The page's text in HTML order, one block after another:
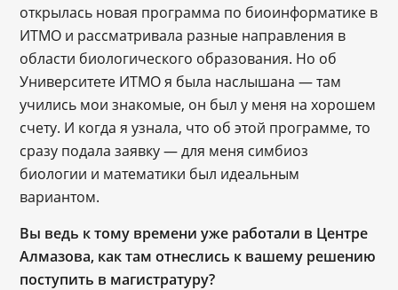
открылась новая программа по биоинформатике в
ИТМО и рассматривала разные направления в
области биологического образования. Но об
Университете ИТМО я была наслышана — там
учились мои знакомые, он был у меня на хорошем
счету. И когда я узнала, что об этой программе, то
сразу подала заявку — для меня симбиоз
биологии и математики был идеальным
вариантом.
Вы ведь к тому времени уже работали в Центре
Алмазова, как там отнеслись к вашему решению
поступить в магистратуру?